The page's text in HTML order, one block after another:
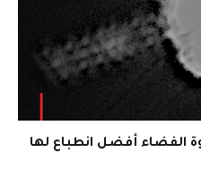
الفضاء أفضل انطباع لها